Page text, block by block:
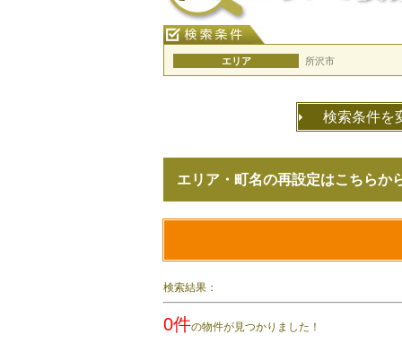
エリア 所沢市
検索条件を
エリア・町名の再設定はこちらか
検索結果：
0件の物件が見つかりました！